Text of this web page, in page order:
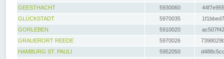
GEESTHACHT
5930060
GLÜCKSTADT
5970035
GORLEBEN
5910020
GRAUERORT REEDE
5970026
HAMBURG ST. PAULI
5952050